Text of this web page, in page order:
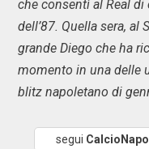
che consentì al Real
dell’87. Quella sera, al
grande Diego che ha
momento in una delle
blitz napoletano di
segui